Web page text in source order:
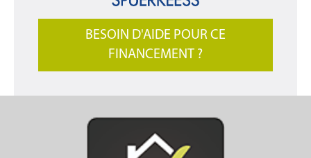
BESOIN D'AIDE POUR CE
FINANCEMENT ?